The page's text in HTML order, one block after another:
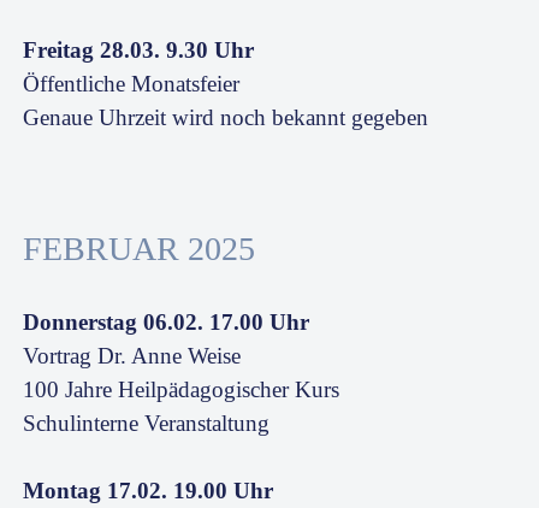
Freitag 28.03. 9.30 Uhr
Öffentliche Monatsfeier
Genaue Uhrzeit wird noch bekannt gegeben
FEBRUAR 2025
Donnerstag 06.02. 17.00 Uhr
Vortrag Dr. Anne Weise
100 Jahre Heilpädagogischer Kurs
Schulinterne Veranstaltung
Montag 17.02. 19.00 Uhr